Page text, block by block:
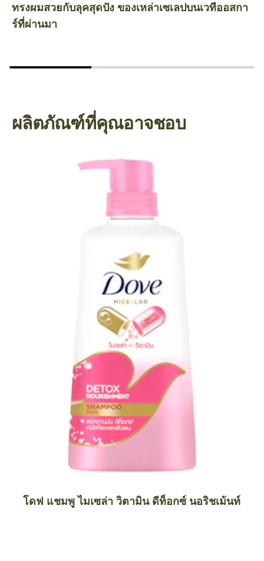
ทรงผมสวยกับลุคสุดปัง ของเหล่าเซเลปบนเวทีออสกา
ร์ที่ผ่านมา
ผลิตภัณฑ์ที่คุณอาจชอบ
โดฟ แชมพู ไมเซล่า วิตามิน ดีท็อกซ์ นอริชเม้นท์